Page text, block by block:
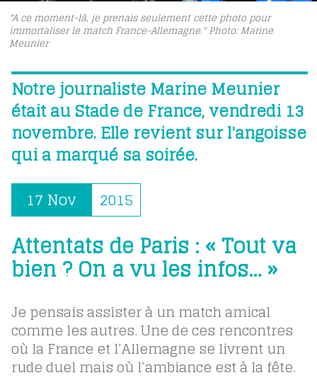
"A ce moment-là, je prenais seulement cette photo pour
immortaliser le match France-Allemagne." Photo: Marine
Meunier
Notre journaliste Marine Meunier
était au Stade de France, vendredi 13
novembre. Elle revient sur l'angoisse
qui a marqué sa soirée.
17 Nov 2015
Attentats de Paris : « Tout va
bien ? On a vu les infos… »
Je pensais assister à un match amical
comme les autres. Une de ces rencontres
où la France et l’Allemagne se livrent un
rude duel mais où l’ambiance est à la fête.